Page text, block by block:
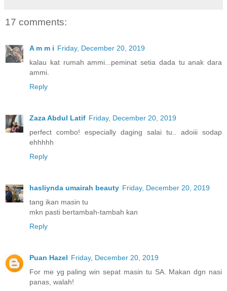
17 comments:
A m m i Friday, December 20, 2019
kalau kat rumah ammi...peminat setia dada tu anak dara
ammi.
Reply
Zaza Abdul Latif Friday, December 20, 2019
perfect combo! especially daging salai tu.. adoiii sodap
ehhhhh
Reply
hasliynda umairah beauty Friday, December 20, 2019
tang ikan masin tu
mkn pasti bertambah-tambah kan
Reply
Puan Hazel Friday, December 20, 2019
For me yg paling win sepat masin tu SA. Makan dgn nasi
panas, walah!